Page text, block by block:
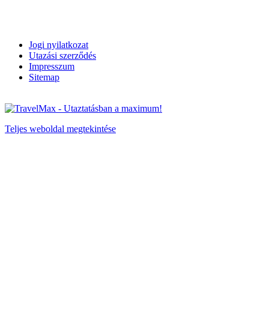
Jogi nyilatkozat
Utazási szerződés
Impresszum
Sitemap
Teljes weboldal megtekintése